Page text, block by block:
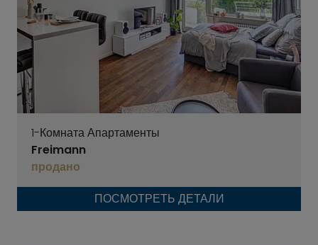
1-Комната Апартаменты
Freimann
продано
ПОСМОТРЕТЬ ДЕТАЛИ